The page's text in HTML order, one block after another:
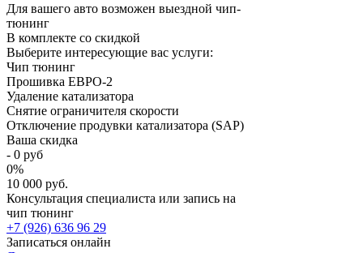
Для вашего авто возможен выездной чип-
тюнинг
В комплекте со скидкой
Выберите интересующие вас услуги:
Чип тюнинг
Прошивка ЕВРО-2
Удаление катализатора
Снятие ограничителя скорости
Отключение продувки катализатора (SAP)
Ваша скидка
- 0 руб
0%
10 000 руб.
Консультация специалиста или запись на
чип тюнинг
+7 (926) 636 96 29
Записаться онлайн